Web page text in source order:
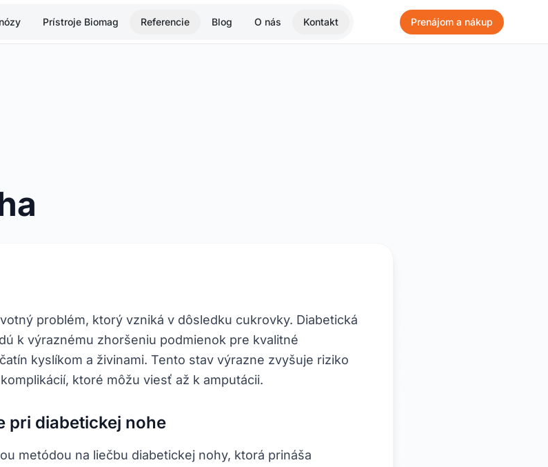
Prístroje Biomag Referencie Blog O nás Kontakt Prenájom a nákup
problém, ktorý vzniká v dôsledku cukrovky. Diabetická
k výraznému zhoršeniu podmienok pre kvalitné
kyslíkom a živinami. Tento stav výrazne zvyšuje riziko
ktoré môžu viesť až k amputácii.
pri diabetickej nohe
metódou na liečbu diabetickej nohy, ktorá prináša